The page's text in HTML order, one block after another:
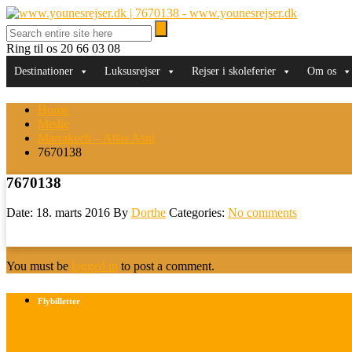
Ring til os 20 66 03 08
Destinationer Luksusrejser Rejser i skoleferier Om os
Home
Medie
Marrakech – Atlas Asni
7670138
7670138
Date: 18. marts 2016 By Dorthe Categories: No comments
You must be logged in to post a comment.
Flybilletter